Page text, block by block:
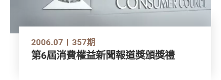
2006.07 357期
第6屆消費權益新聞報道獎頒獎禮